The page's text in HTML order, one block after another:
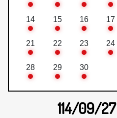
14 15 16 17
21 22 23 24
28 29 30
114/09/27